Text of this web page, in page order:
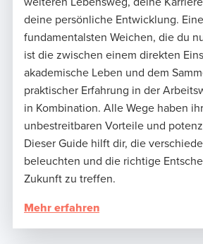
deine persönliche Entwicklung.
fundamentalsten Weichen, die du
ist die zwischen einem direkten
akademische Leben und dem
praktischer Erfahrung in der
in Kombination. Alle Wege haben
unbestreitbaren Vorteile und
Dieser Guide hilft dir, die
beleuchten und die richtige
Zukunft zu treffen.
Mehr erfahren